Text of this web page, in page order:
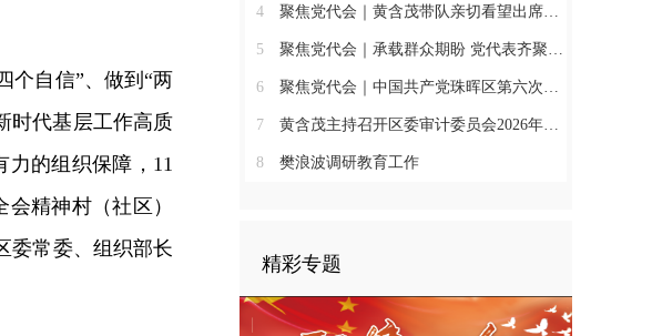
个自信”、做到“两
时代基层工作高质
的组织保障， 11
精神村（社区）
委常委、组织部长
4 聚焦党代会｜黄含茂带队亲切看望出席珠晖区第六次党代会的代表
5 聚焦党代会｜承载群众期盼 党代表齐聚报到
6 聚焦党代会｜中国共产党珠晖区第六次代表大会召开各代表团召集人会议
7 黄含茂主持召开区委审计委员会2026年第一次会议
8 樊浪波调研教育工作
精彩专题